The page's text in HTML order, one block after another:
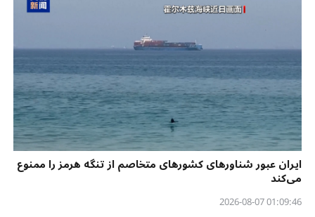
ایران عبور شناورهای کشورهای متخاصم از تنگه هرمز را ممنوع
می‌کند
01:09:46 2026-08-07